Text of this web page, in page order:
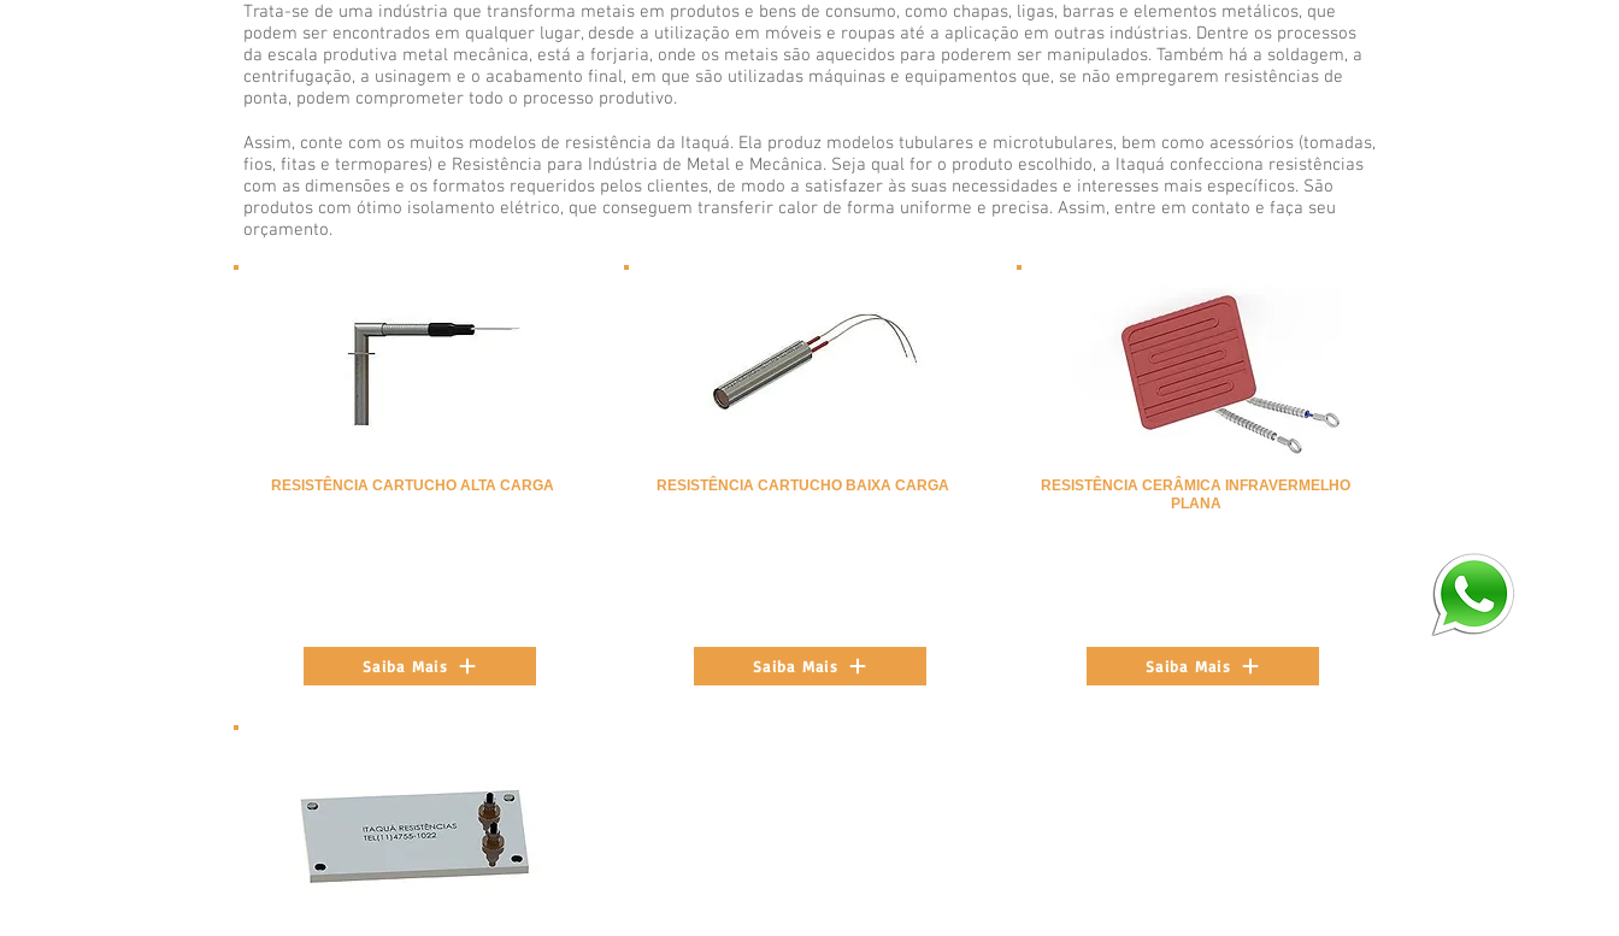
Trata-se de uma indústria que transforma metais em produtos e bens de consumo, como chapas, ligas, barras e elementos metálicos, que
podem ser encontrados em qualquer lugar, desde a utilização em móveis e roupas até a aplicação em outras indústrias. Dentre os processos
da escala produtiva metal mecânica, está a forjaria, onde os metais são aquecidos para poderem ser manipulados. Também há a soldagem, a
centrifugação, a usinagem e o acabamento final, em que são utilizadas máquinas e equipamentos que, se não empregarem resistências de
ponta, podem comprometer todo o processo produtivo.
Assim, conte com os muitos modelos de resistência da Itaquá. Ela produz modelos tubulares e microtubulares, bem como acessórios (tomadas,
fios, fitas e termopares) e Resistência para Indústria de Metal e Mecânica. Seja qual for o produto escolhido, a Itaquá confecciona resistências
com as dimensões e os formatos requeridos pelos clientes, de modo a satisfazer às suas necessidades e interesses mais específicos. São
produtos com ótimo isolamento elétrico, que conseguem transferir calor de forma uniforme e precisa. Assim, entre em contato e faça seu
orçamento.
RESISTÊNCIA CARTUCHO ALTA CARGA
Saiba Mais
RESISTÊNCIA CARTUCHO BAIXA CARGA
Saiba Mais
RESISTÊNCIA CERÂMICA INFRAVERMELHO
PLANA
Saiba Mais